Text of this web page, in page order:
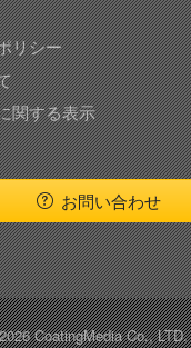
リシー
関する表示
お問い合わせ
CoatingMedia Co., LTD.